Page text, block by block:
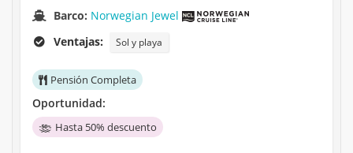
Barco: Norwegian Jewel
Ventajas:
Sol y playa
Pensión Completa
Oportunidad:
Hasta 50% descuento